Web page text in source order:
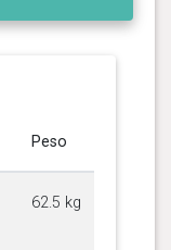
Peso
62.5 kg